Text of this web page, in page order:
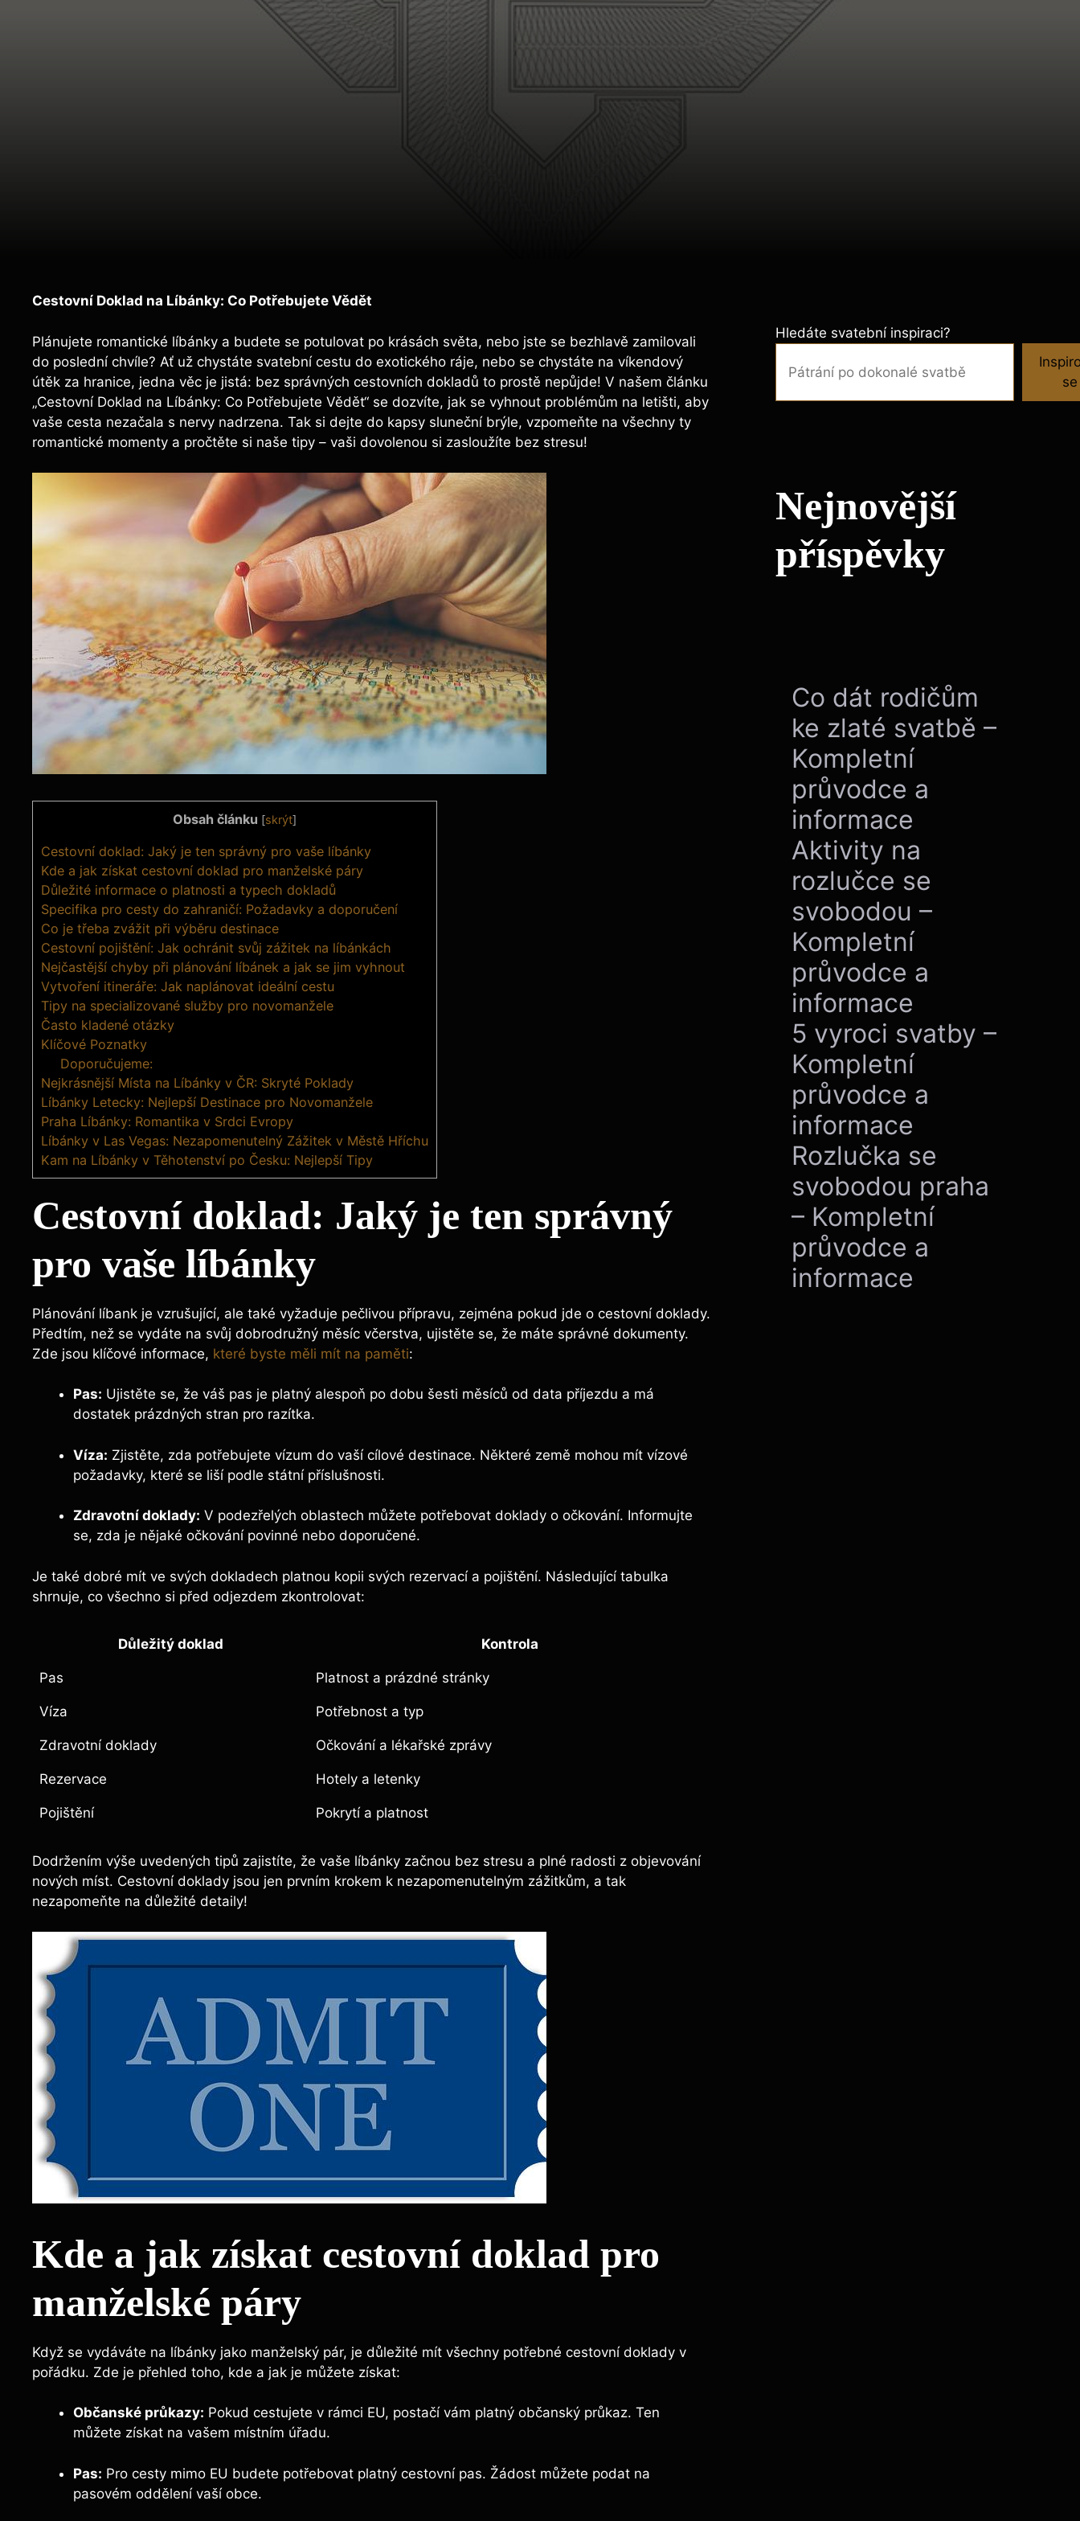
Cestovní Doklad na Líbánky: Co Potřebujete Vědět
Plánujete romantické líbánky a budete se potulovat po krásách světa, nebo jste se bezhlavě zamilovali
do poslední chvíle? Ať už chystáte svatební cestu do exotického ráje, nebo se chystáte na víkendový
útěk za hranice, jedna věc je jistá: bez správných cestovních dokladů to prostě nepůjde! V našem článku
„Cestovní Doklad na Líbánky: Co Potřebujete Vědět“ se dozvíte, jak se vyhnout problémům na letišti, aby
vaše cesta nezačala s nervy nadrzena. Tak si dejte do kapsy sluneční brýle, vzpomeňte na všechny ty
romantické momenty a pročtěte si naše tipy – vaši dovolenou si zasloužíte bez stresu!
Obsah článku [skrýt]
Cestovní doklad: Jaký je ten správný pro vaše líbánky
Kde a jak získat cestovní doklad pro manželské páry
Důležité informace o platnosti a typech dokladů
Specifika pro cesty do zahraničí: Požadavky a doporučení
Co je třeba zvážit při výběru destinace
Cestovní pojištění: Jak ochránit svůj zážitek na líbánkách
Nejčastější chyby při plánování líbánek a jak se jim vyhnout
Vytvoření itineráře: Jak naplánovat ideální cestu
Tipy na specializované služby pro novomanžele
Často kladené otázky
Klíčové Poznatky
Doporučujeme:
Nejkrásnější Místa na Líbánky v ČR: Skryté Poklady
Líbánky Letecky: Nejlepší Destinace pro Novomanžele
Praha Líbánky: Romantika v Srdci Evropy
Líbánky v Las Vegas: Nezapomenutelný Zážitek v Městě Hříchu
Kam na Líbánky v Těhotenství po Česku: Nejlepší Tipy
Cestovní doklad: Jaký je ten správný
pro vaše líbánky
Plánování líbank je vzrušující, ale také vyžaduje pečlivou přípravu, zejména pokud jde o cestovní doklady.
Předtím, než se vydáte na svůj dobrodružný měsíc včerstva, ujistěte se, že máte správné dokumenty.
Zde jsou klíčové informace, které byste měli mít na paměti:
Pas: Ujistěte se, že váš pas je platný alespoň po dobu šesti měsíců od data příjezdu a má
dostatek prázdných stran pro razítka.
Víza: Zjistěte, zda potřebujete vízum do vaší cílové destinace. Některé země mohou mít vízové
požadavky, které se liší podle státní příslušnosti.
Zdravotní doklady: V podezřelých oblastech můžete potřebovat doklady o očkování. Informujte
se, zda je nějaké očkování povinné nebo doporučené.
Je také dobré mít ve svých dokladech platnou kopii svých rezervací a pojištění. Následující tabulka
shrnuje, co všechno si před odjezdem zkontrolovat:
Důležitý doklad Kontrola
Pas Platnost a prázdné stránky
Víza Potřebnost a typ
Zdravotní doklady Očkování a lékařské zprávy
Rezervace Hotely a letenky
Pojištění Pokrytí a platnost
Dodržením výše uvedených tipů zajistíte, že vaše líbánky začnou bez stresu a plné radosti z objevování
nových míst. Cestovní doklady jsou jen prvním krokem k nezapomenutelným zážitkům, a tak
nezapomeňte na důležité detaily!
Kde a jak získat cestovní doklad pro
manželské páry
Když se vydáváte na líbánky jako manželský pár, je důležité mít všechny potřebné cestovní doklady v
pořádku. Zde je přehled toho, kde a jak je můžete získat:
Občanské průkazy: Pokud cestujete v rámci EU, postačí vám platný občanský průkaz. Ten
můžete získat na vašem místním úřadu.
Pas: Pro cesty mimo EU budete potřebovat platný cestovní pas. Žádost můžete podat na
pasovém oddělení vaší obce.
Hledáte svatební inspiraci?
se
Nejnovější
příspěvky
Co dát rodičům
ke zlaté svatbě –
Kompletní
průvodce a
informace
Aktivity na
rozlučce se
svobodou –
Kompletní
průvodce a
informace
5 vyroci svatby –
Kompletní
průvodce a
informace
Rozlučka se
svobodou praha
– Kompletní
průvodce a
informace